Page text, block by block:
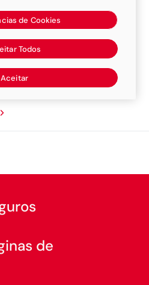
Christofori
235, 79210000,
de
de Cookies
Todos
Aceitar